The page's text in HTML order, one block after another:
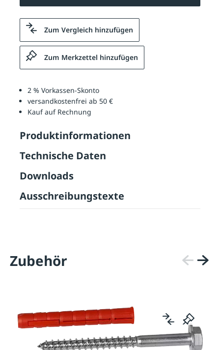
Zum Vergleich hinzufügen
Zum Merkzettel hinzufügen
2 % Vorkassen-Skonto
versandkostenfrei ab 50 €
Kauf auf Rechnung
Produktinformationen
Technische Daten
Downloads
Ausschreibungstexte
Zubehör